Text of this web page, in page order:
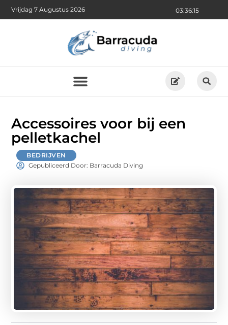
03:36:16
Vrijdag 7 Augustus 2026
Accessoires voor bij een
pelletkachel
BEDRIJVEN
Gepubliceerd Door: Barracuda Diving